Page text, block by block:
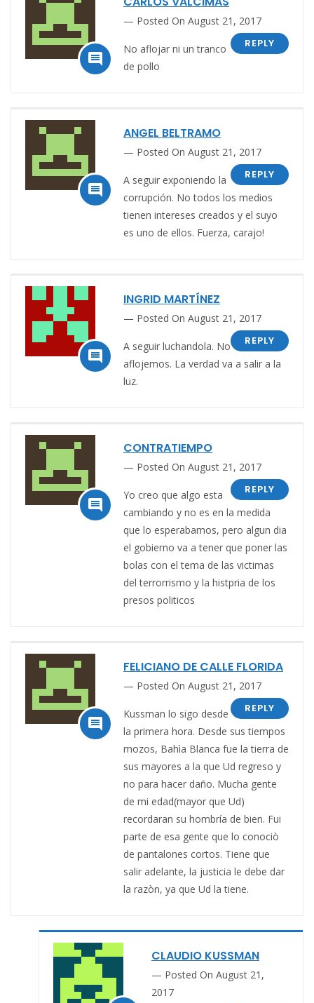

Posted On August 21, 2017
REPLY
No aflojar ni un tranco
de pollo

ANGEL BELTRAMO
Posted On August 21, 2017
REPLY
A seguir exponiendo la
corrupción. No todos los medios
tienen intereses creados y el suyo
es uno de ellos. Fuerza, carajo!

INGRID MARTÍNEZ
Posted On August 21, 2017
REPLY
A seguir luchandola. No
aflojemos. La verdad va a salir a la
luz.

CONTRATIEMPO
Posted On August 21, 2017
REPLY
Yo creo que algo esta
cambiando y no es en la medida
que lo esperabamos, pero algun dia
el gobierno va a tener que poner las
bolas con el tema de las victimas
del terrorrismo y la histpria de los
presos politicos

FELICIANO DE CALLE FLORIDA
Posted On August 21, 2017
REPLY
Kussman lo sigo desde
la primera hora. Desde sus tiempos
mozos, Bahìa Blanca fue la tierra de
sus mayores a la que Ud regreso y
no para hacer daño. Mucha gente
de mi edad(mayor que Ud)
recordaran su hombría de bien. Fui
parte de esa gente que lo conociò
de pantalones cortos. Tiene que
salir adelante, la justicia le debe dar
la razòn, ya que Ud la tiene.
CLAUDIO KUSSMAN
Posted On August 21,
2017